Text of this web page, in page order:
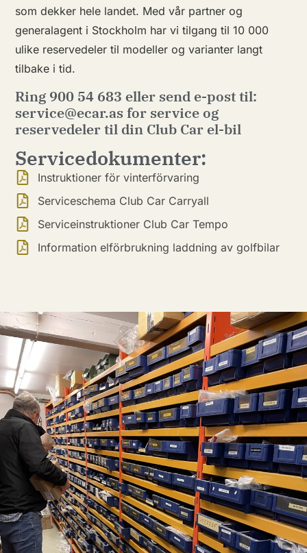
som dekker hele landet. Med vår partner og
generalagent i Stockholm har vi tilgang til 10 000
ulike reservedeler til modeller og varianter langt
tilbake i tid.
Ring 900 54 683 eller send e-post til:
service@ecar.as for service og
reservedeler til din Club Car el-bil
Servicedokumenter:
Instruktioner för vinterförvaring
Serviceschema Club Car Carryall
Serviceinstruktioner Club Car Tempo
Information elförbrukning laddning av golfbilar